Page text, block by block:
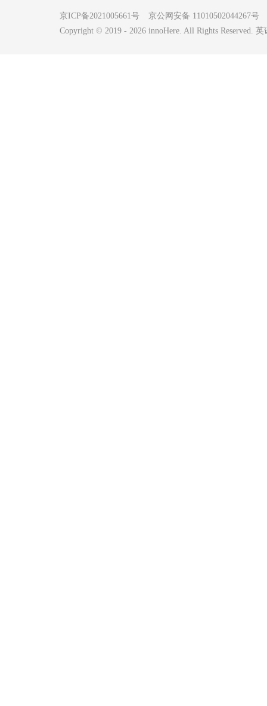
京ICP备2021005661号
京公网安备 11010502044267号
Copyright © 2019 - 2026 innoHere. All Rights Reserved.